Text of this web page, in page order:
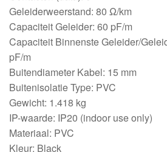
Geleiderweerstand: 80 Ω/km
Capaciteit Geleider: 60 pF/m
Capaciteit Binnenste Geleider/
pF/m
Buitendiameter Kabel: 15 mm
Buitenisolatie Type: PVC
Gewicht: 1.418 kg
IP-waarde: IP20 (indoor use only)
Materiaal: PVC
Kleur: Black